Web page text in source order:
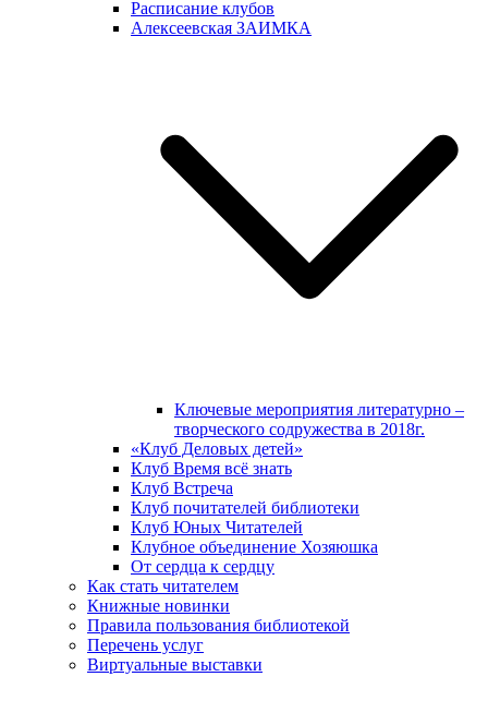
Расписание клубов
Алексеевская ЗАИМКА
Ключевые мероприятия литературно –
творческого содружества в 2018г.
«Клуб Деловых детей»
Клуб Время всё знать
Клуб Встреча
Клуб почитателей библиотеки
Клуб Юных Читателей
Клубное объединение Хозяюшка
От сердца к сердцу
Как стать читателем
Книжные новинки
Правила пользования библиотекой
Перечень услуг
Виртуальные выставки